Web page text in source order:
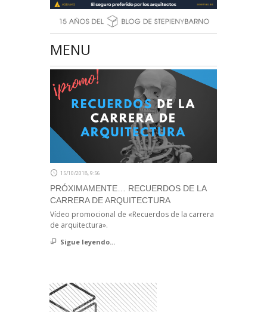
MENU
15/10/2018, 9:56
PRÓXIMAMENTE… RECUERDOS DE LA
CARRERA DE ARQUITECTURA
Vídeo promocional de «Recuerdos de la carrera
de arquitectura».
Sigue leyendo...